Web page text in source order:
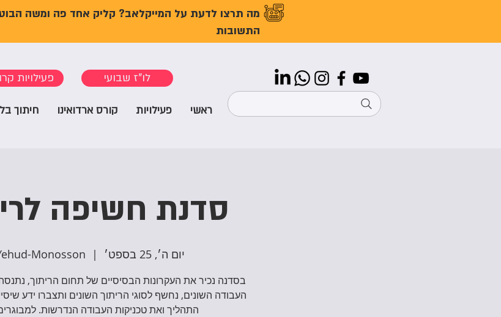
מה תרצו לדעת על המייקלאב? קליק אחד פה ומשה
התשובות
פעילויות לו"ז שבועי
ראשי פעילויות קורס ארדואינו חיתוך
סדנת חשיפה
יום ה׳, 25 בספט׳
  |
Monosson
בסדנה נכיר את העקרונות הבסיסיים של תחום הריתוך,
העבודה השונים, נחשף לסוגי הריתוך השונים ותצברו ידע
התהליך ואת טכניקות העבודה הנדרשות.